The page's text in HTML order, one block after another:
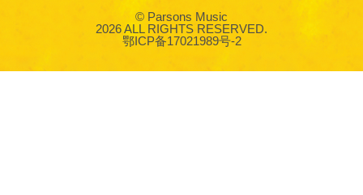
© Parsons Music
2026 ALL RIGHTS RESERVED.
鄂ICP备17021989号-2